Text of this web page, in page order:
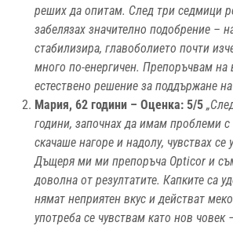
реших да опитам. След три седмици
забелязах значително подобрение –
стабилизира, главоболието почти
много по-енергичен. Препоръчвам на
естествено решение за поддържане
Мария, 62 години – Оценка: 5/5
години, започнах да имам проблеми с
скачаше нагоре и надолу, чувствах се
Дъщеря ми ми препоръча Opticor и
доволна от резултатите. Капките са
нямат неприятен вкус и действат
употреба се чувствам като нов човек